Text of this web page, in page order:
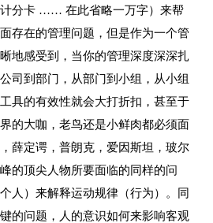
计分卡 …… 在此省略一万字）来帮
存在的管理问题，但是作为一个管
地感受到，当你的管理深度深深扎
司到部门，从部门到小组，从小组
具的有效性就会大打折扣，甚至于
的大咖，老鸟还是小鲜肉都必须面
薛定谔，普朗克，爱因斯坦，玻尔
的顶尖人物所要面临的同样的问
人）来解释运动规律（行为）。同
的问题，人的意识如何来影响客观